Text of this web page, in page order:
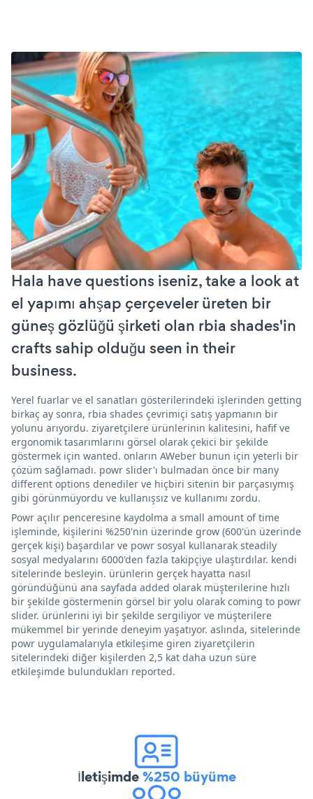
Hala have questions iseniz, take a look at
el yapımı ahşap çerçeveler üreten bir
güneş gözlüğü şirketi olan rbia shades'in
crafts sahip olduğu seen in their
business.
Yerel fuarlar ve el sanatları gösterilerindeki işlerinden getting
birkaç ay sonra, rbia shades çevrimiçi satış yapmanın bir
yolunu arıyordu. ziyaretçilere ürünlerinin kalitesini, hafif ve
ergonomik tasarımlarını görsel olarak çekici bir şekilde
göstermek için wanted. onların AWeber bunun için yeterli bir
çözüm sağlamadı. powr slider'ı bulmadan önce bir many
different options denediler ve hiçbiri sitenin bir parçasıymış
gibi görünmüyordu ve kullanışsız ve kullanımı zordu.
Powr açılır penceresine kaydolma a small amount of time
işleminde, kişilerini %250'nin üzerinde grow (600'ün üzerinde
gerçek kişi) başardılar ve powr sosyal kullanarak steadily
sosyal medyalarını 6000'den fazla takipçiye ulaştırdılar. kendi
sitelerinde besleyin. ürünlerin gerçek hayatta nasıl
göründüğünü ana sayfada added olarak müşterilerine hızlı
bir şekilde göstermenin görsel bir yolu olarak coming to powr
slider. ürünlerini iyi bir şekilde sergiliyor ve müşterilere
mükemmel bir yerinde deneyim yaşatıyor. aslında, sitelerinde
powr uygulamalarıyla etkileşime giren ziyaretçilerin
sitelerindeki diğer kişilerden 2,5 kat daha uzun süre
etkileşimde bulundukları reported.
İletişimde%250 büyüme